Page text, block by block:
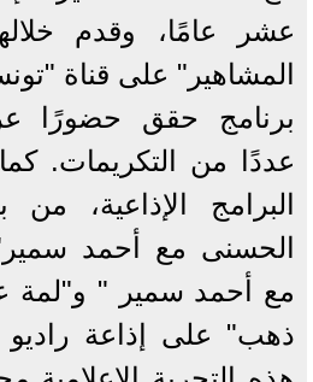
عشر عامًا، وقدم
المشاهير" على قناة
برنامج حقق حضورًا
عددًا من التكريمات.
البرامج الإذاعية، من
الحسنى مع أحمد
مع أحمد سمير " و"لمة